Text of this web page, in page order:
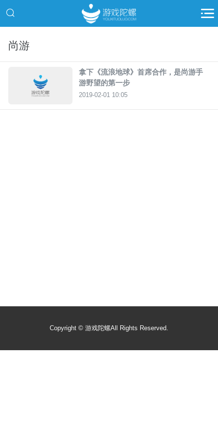
尚游
拿下《流浪地球》首席合作，是尚游手
游野望的第一步
2019-02-01 10:05
Copyright © 游戏陀螺All Rights Reserved.